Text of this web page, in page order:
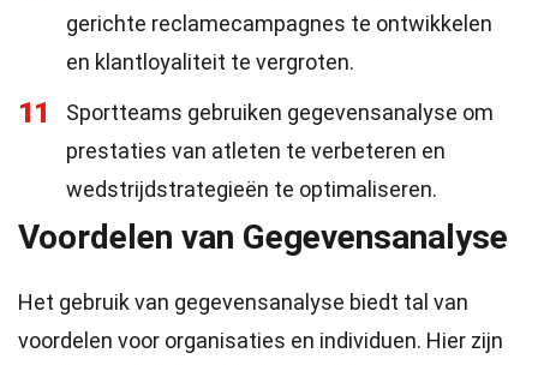
gerichte reclamecampagnes te ontwikkelen
en klantloyaliteit te vergroten.
11
Sportteams gebruiken gegevensanalyse om
prestaties van atleten te verbeteren en
wedstrijdstrategieën te optimaliseren.
Voordelen van Gegevensanalyse
Het gebruik van gegevensanalyse biedt tal van
voordelen voor organisaties en individuen. Hier zijn